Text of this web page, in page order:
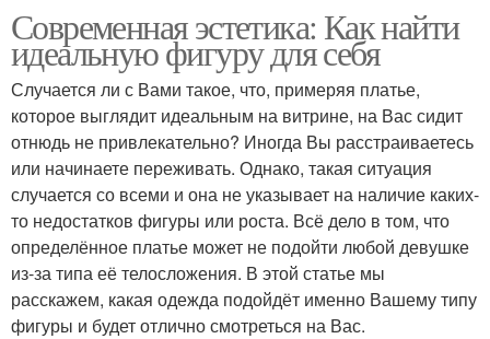
Современная эстетика: Как найти
идеальную фигуру для себя
Случается ли с Вами такое, что, примеряя платье,
которое выглядит идеальным на витрине, на Вас сидит
отнюдь не привлекательно? Иногда Вы расстраиваетесь
или начинаете переживать. Однако, такая ситуация
случается со всеми и она не указывает на наличие каких-
то недостатков фигуры или роста. Всё дело в том, что
определённое платье может не подойти любой девушке
из-за типа её телосложения. В этой статье мы
расскажем, какая одежда подойдёт именно Вашему типу
фигуры и будет отлично смотреться на Вас.